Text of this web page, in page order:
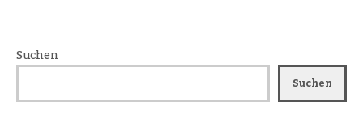
Suchen
Suchen